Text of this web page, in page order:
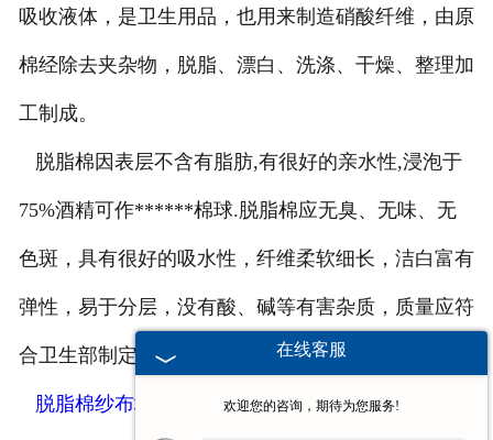
吸收液体，是卫生用品，也用来制造硝酸纤维，由原
棉经除去夹杂物，脱脂、漂白、洗涤、干燥、整理加
工制成。
脱脂棉因表层不含有脂肪,有很好的亲水性,浸泡于
75%酒精可作******棉球.脱脂棉应无臭、无味、无
色斑，具有很好的吸水性，纤维柔软细长，洁白富有
弹性，易于分层，没有酸、碱等有害杂质，质量应符
合卫生部制定的技术标准。
脱脂棉纱布块 的制作方法是选用******脱脂棉之
在线客服
欢迎您的咨询，期待为您服务!